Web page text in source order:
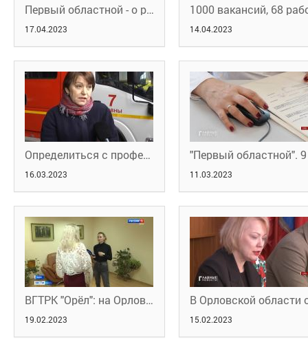
Первый областной - о региональном этапе Всероссийской ярмарки трудоустройства
17.04.2023 14.04.2023
Определиться с профессией. "Принт-ТВ"
16.03.2023 11.03.2023
ВГТРК "Орёл": на Орловщине организовано бесплатное профобучение
19.02.2023 15.02.2023